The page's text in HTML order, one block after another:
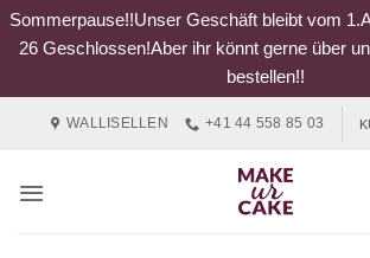
Sommerpause!!Unser Geschäft bleibt vom
26 Geschlossen!Aber ihr könnt gerne über
bestellen!!
WALLISELLEN +41 44 558 85 03